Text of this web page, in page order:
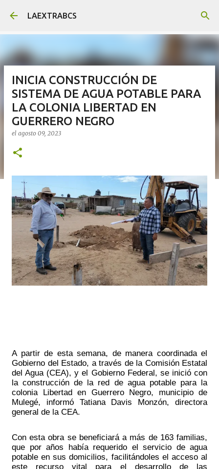
Ir al contenido principal
LAEXTRABCS
INICIA CONSTRUCCIÓN DE
SISTEMA DE AGUA POTABLE PARA
LA COLONIA LIBERTAD EN
GUERRERO NEGRO
el agosto 09, 2023
A partir de esta semana, de manera coordinada el
Gobierno del Estado, a través de la Comisión Estatal
del Agua (CEA), y el Gobierno Federal, se inició con
la construcción de la red de agua potable para la
colonia Libertad en Guerrero Negro, municipio de
Mulegé, informó Tatiana Davis Monzón, directora
general de la CEA.
Con esta obra se beneficiará a más de 163 familias,
que por años había requerido el servicio de agua
potable en sus domicilios, facilitándoles el acceso al
este recurso vital para el desarrollo de las